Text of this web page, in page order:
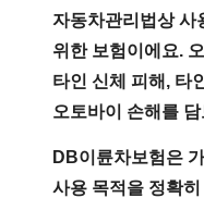
자동차관리법상 사
위한 보험이에요.
타인 신체 피해, 타
오토바이 손해를
DB이륜차보험 은
사용 목적을 정확